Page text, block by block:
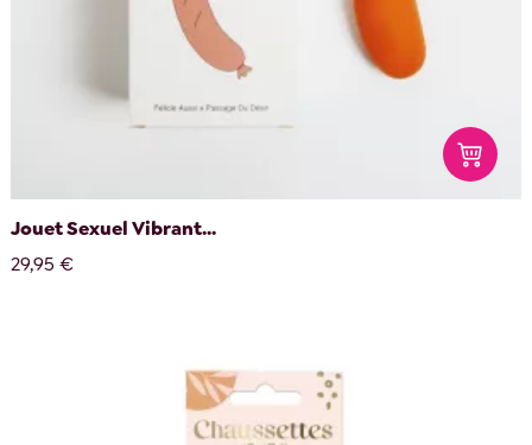
Jouet Sexuel Vibrant...
29,95 €